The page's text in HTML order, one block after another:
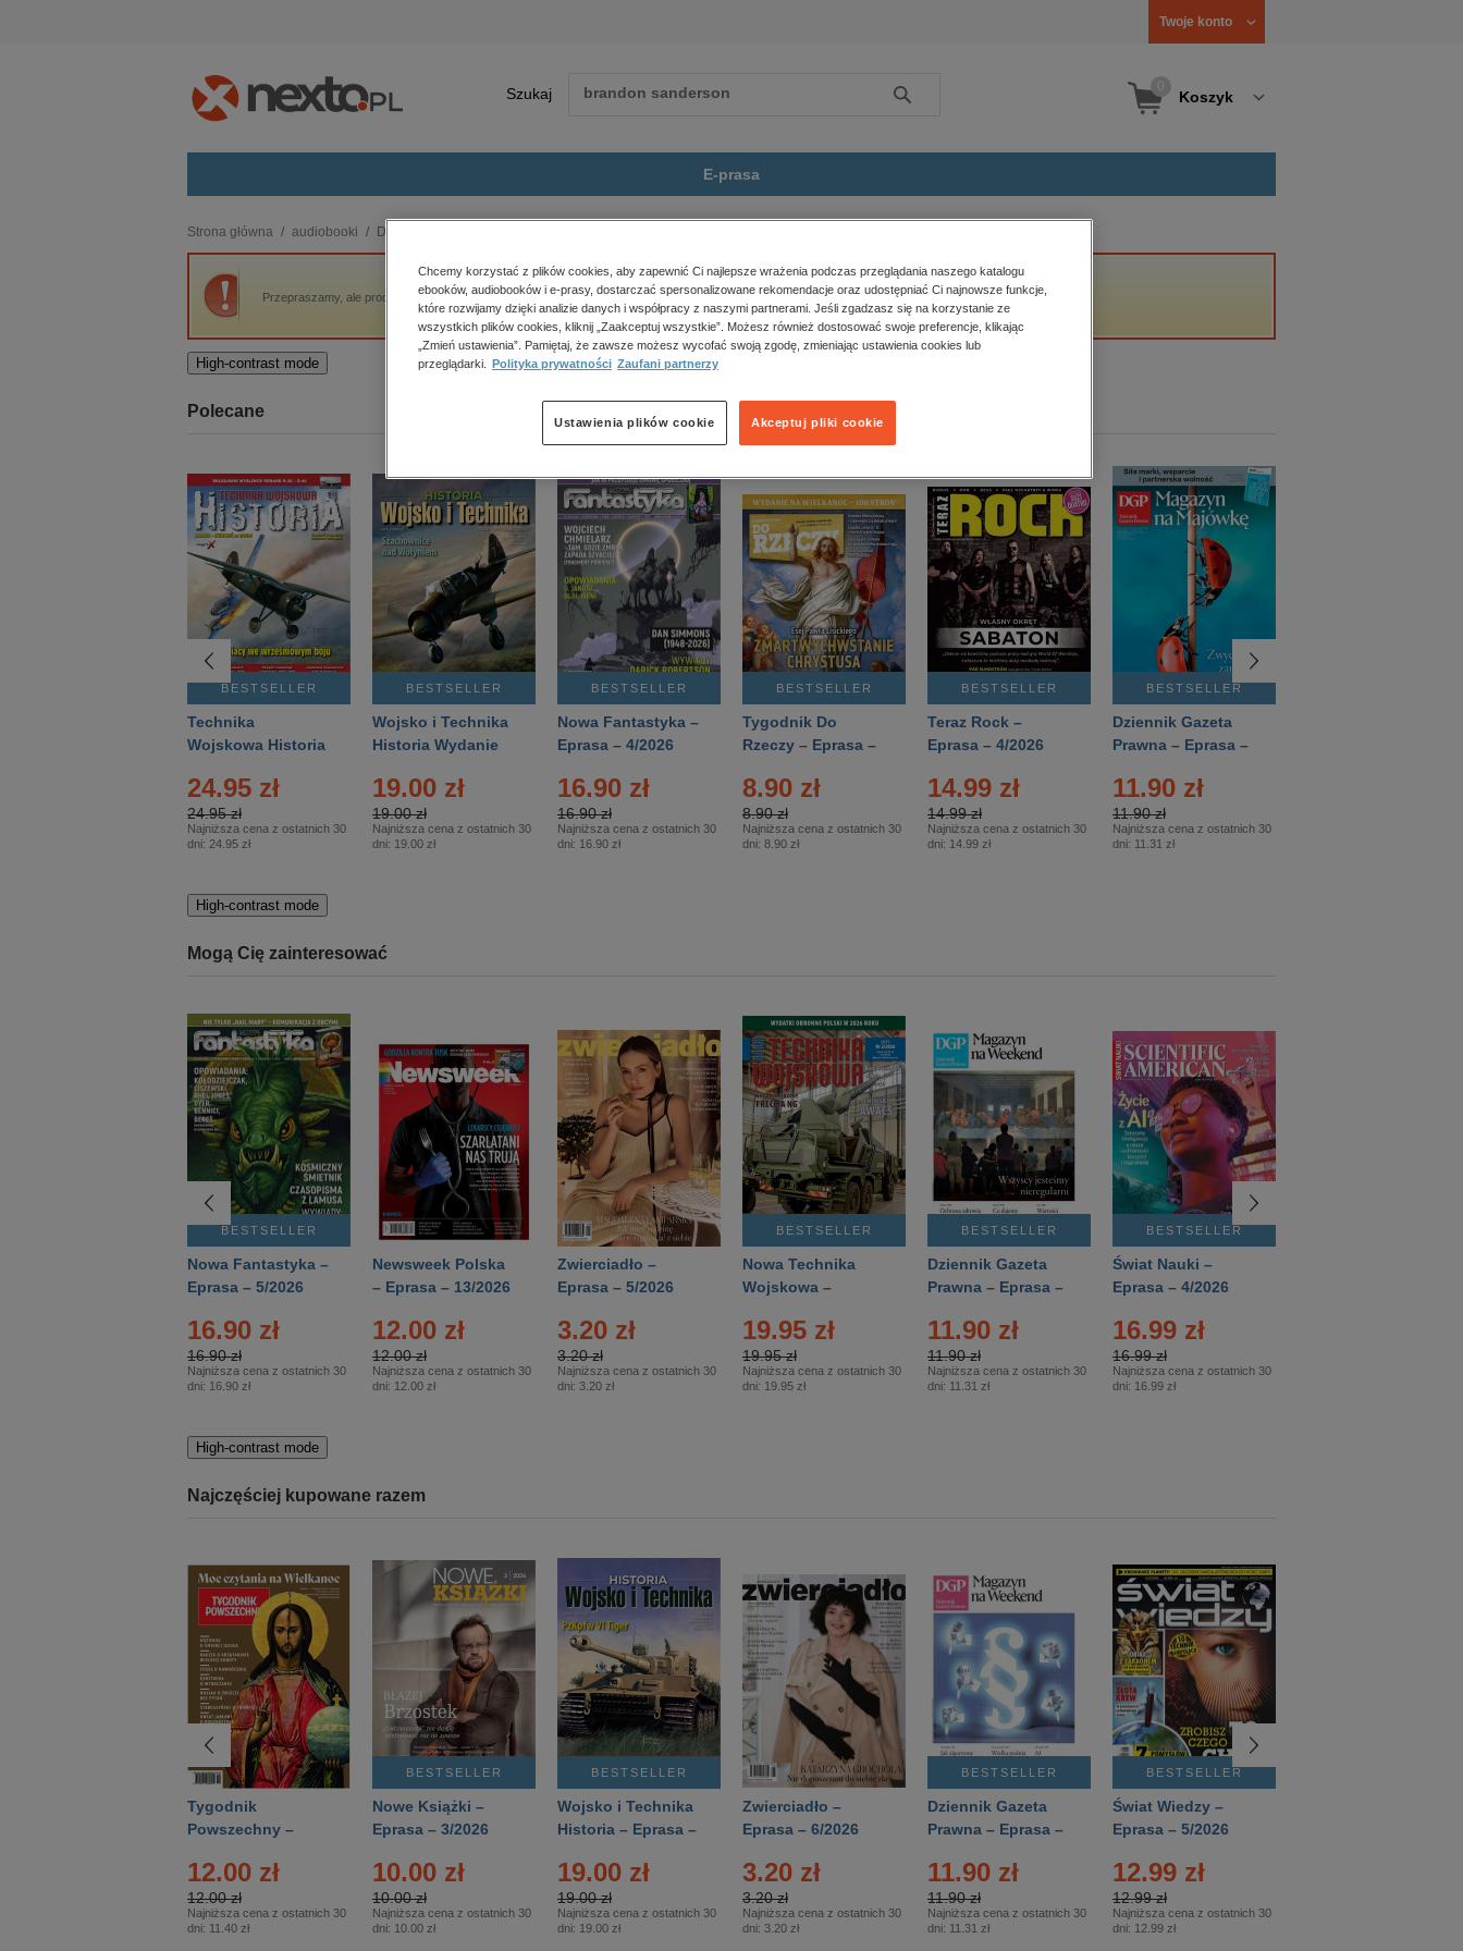
Twoje konto
Szukaj Szukaj Koszyk
E-prasa
budownictwo, aranżacja wnętrz
biznesowe, branżowe, gospodarka
darmowe wydania
edukacja
kobiece, lifestyle, kultura
polityka, społeczno-informacyjne
psychologiczne
inne
popularno-naukowe
historia
zdrowie
religie
Strona główna audiobooki Dokument, literatura faktu, reportaże, biografie
Przepraszamy, ale produkt „Harib” nie jest dostępny.
High-contrast mode
Polecane
BESTSELLER
Technika
Wojskowa Historia
24.95 zł
24.95 zł
Najniższa cena z ostatnich 30
dni: 24.95 zł
BESTSELLER
Wojsko i Technika
Historia Wydanie
– 2/2026
19.00 zł
19.00 zł
Najniższa cena z ostatnich 30
dni: 19.00 zł
BESTSELLER
Nowa Fantastyka –
Eprasa – 4/2026
16.90 zł
16.90 zł
Najniższa cena z ostatnich 30
dni: 16.90 zł
BESTSELLER
Tygodnik Do
Rzeczy – Eprasa –
8.90 zł
8.90 zł
Najniższa cena z ostatnich 30
dni: 8.90 zł
BESTSELLER
Teraz Rock –
Eprasa – 4/2026
14.99 zł
14.99 zł
Najniższa cena z ostatnich 30
dni: 14.99 zł
BESTSELLER
Dziennik Gazeta
Prawna – Eprasa –
11.90 zł
11.90 zł
Najniższa cena z ostatnich 30
dni: 11.31 zł
High-contrast mode
Mogą Cię zainteresować
BESTSELLER
Nowa Fantastyka –
Eprasa – 5/2026
16.90 zł
16.90 zł
Najniższa cena z ostatnich 30
dni: 16.90 zł
Newsweek Polska
– Eprasa – 13/2026
12.00 zł
12.00 zł
Najniższa cena z ostatnich 30
dni: 12.00 zł
Zwierciadło –
Eprasa – 5/2026
3.20 zł
3.20 zł
Najniższa cena z ostatnich 30
dni: 3.20 zł
BESTSELLER
Nowa Technika
Wojskowa –
19.95 zł
19.95 zł
Najniższa cena z ostatnich 30
dni: 19.95 zł
BESTSELLER
Dziennik Gazeta
Prawna – Eprasa –
11.90 zł
11.90 zł
Najniższa cena z ostatnich 30
dni: 11.31 zł
BESTSELLER
Świat Nauki –
Eprasa – 4/2026
16.99 zł
16.99 zł
Najniższa cena z ostatnich 30
dni: 16.99 zł
High-contrast mode
Najczęściej kupowane razem
Tygodnik
Powszechny –
12.00 zł
12.00 zł
Najniższa cena z ostatnich 30
dni: 11.40 zł
BESTSELLER
Nowe Książki –
Eprasa – 3/2026
10.00 zł
10.00 zł
Najniższa cena z ostatnich 30
dni: 10.00 zł
BESTSELLER
Wojsko i Technika
Historia – Eprasa –
19.00 zł
19.00 zł
Najniższa cena z ostatnich 30
dni: 19.00 zł
Zwierciadło –
Eprasa – 6/2026
3.20 zł
3.20 zł
Najniższa cena z ostatnich 30
dni: 3.20 zł
BESTSELLER
Dziennik Gazeta
Prawna – Eprasa –
11.90 zł
11.90 zł
Najniższa cena z ostatnich 30
dni: 11.31 zł
BESTSELLER
Świat Wiedzy –
Eprasa – 5/2026
12.99 zł
12.99 zł
Najniższa cena z ostatnich 30
dni: 12.99 zł
Chcemy korzystać z plików cookies, aby zapewnić Ci najlepsze wrażenia podczas przeglądania naszego katalogu
ebooków, audiobooków i e-prasy, dostarczać spersonalizowane rekomendacje oraz udostępniać Ci najnowsze funkcje,
które rozwijamy dzięki analizie danych i współpracy z naszymi partnerami. Jeśli zgadzasz się na korzystanie ze
wszystkich plików cookies, kliknij „Zaakceptuj wszystkie”. Możesz również dostosować swoje preferencje, klikając
„Zmień ustawienia”. Pamiętaj, że zawsze możesz wycofać swoją zgodę, zmieniając ustawienia cookies lub
przeglądarki.
Polityka prywatności Zaufani partnerzy
Akceptuj pliki cookie
Ustawienia plików cookie